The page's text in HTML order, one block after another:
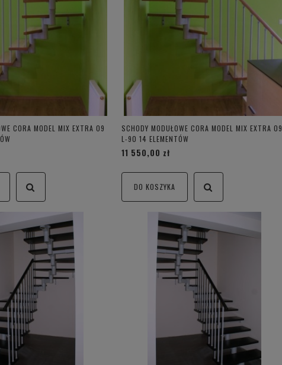
CORA MODEL MIX EXTRA 09
SCHODY MODUŁOWE CORA MODEL MIX EXTRA 09
L-90 14 ELEMENTÓW
11 550,00 zł
DO KOSZYKA